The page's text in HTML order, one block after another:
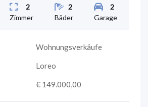
2
Zimmer
2
Bäder
2
Garage
Wohnungsverkäufe
Loreo
€ 149.000,00